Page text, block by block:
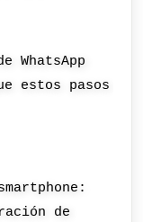
WhatsApp
estos pasos
de